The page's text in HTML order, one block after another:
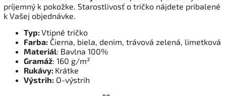
príjemný k pokožke. Starostlivosť o tričko nájdete pribalené
k Vašej objednávke.
Typ: Vtipné tričko
Farba: Čierna, biela, denim, trávová zelená, limetková
Materiál: Bavlna 100%
Gramáž: 160 g/m²
Rukávy: Krátke
Výstrih: O-výstrih